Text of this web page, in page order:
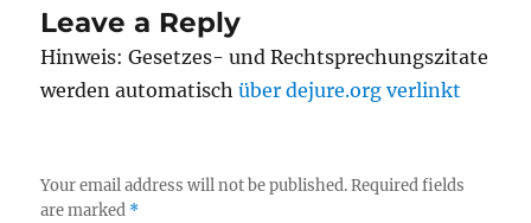
Leave a Reply
Hinweis: Gesetzes- und Rechtsprechungszitate
werden automatischüber dejure.org verlinkt
Your email address will not be published. Required fields
are marked *